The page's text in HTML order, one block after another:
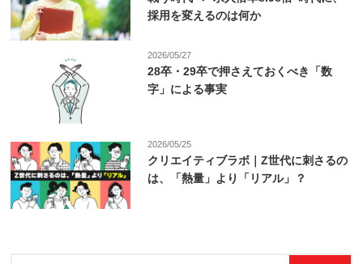
採用を変えるのは何か
2026/05/27
28卒・29卒で押さえておくべき「数
字」による事実
2026/05/25
クリエイティブラボ｜Z世代に刺さるの
は、「熱量」より「リアル」？